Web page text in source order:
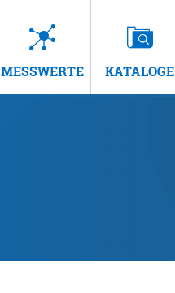
MESSWERTE KATALOGE